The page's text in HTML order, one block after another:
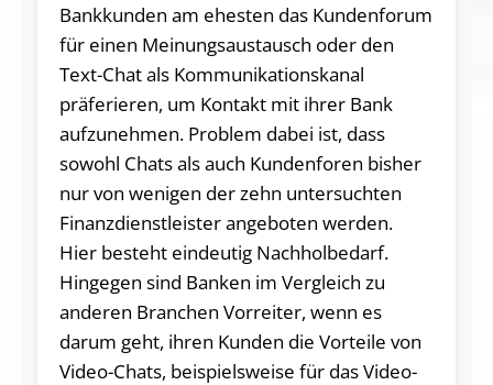
Bankkunden am ehesten das Kundenforum
für einen Meinungsaustausch oder den
Text-Chat als Kommunikationskanal
präferieren, um Kontakt mit ihrer Bank
aufzunehmen. Problem dabei ist, dass
sowohl Chats als auch Kundenforen bisher
nur von wenigen der zehn untersuchten
Finanzdienstleister angeboten werden.
Hier besteht eindeutig Nachholbedarf.
Hingegen sind Banken im Vergleich zu
anderen Branchen Vorreiter, wenn es
darum geht, ihren Kunden die Vorteile von
Video-Chats, beispielsweise für das Video-